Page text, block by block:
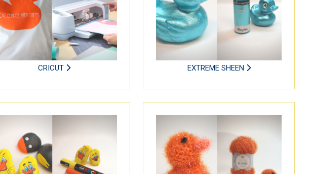
CRICUT EXTREME SHEEN